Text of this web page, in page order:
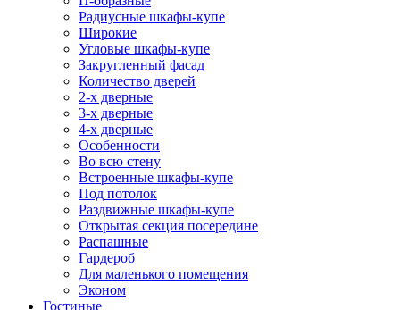
Радиусные шкафы-купе
Широкие
Угловые шкафы-купе
Закругленный фасад
Количество дверей
2-х дверные
3-х дверные
4-х дверные
Особенности
Во всю стену
Встроенные шкафы-купе
Под потолок
Раздвижные шкафы-купе
Открытая секция посередине
Распашные
Гардероб
Для маленького помещения
Эконом
Гостиные